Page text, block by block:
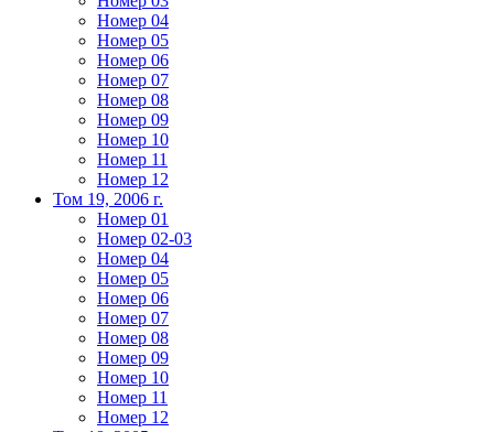
Номер 04
Номер 05
Номер 06
Номер 07
Номер 08
Номер 09
Номер 10
Номер 11
Номер 12
Том 19, 2006 г.
Номер 01
Номер 02-03
Номер 04
Номер 05
Номер 06
Номер 07
Номер 08
Номер 09
Номер 10
Номер 11
Номер 12